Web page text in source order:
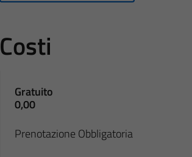
Costi
Gratuito
0,00
Prenotazione Obbligatoria